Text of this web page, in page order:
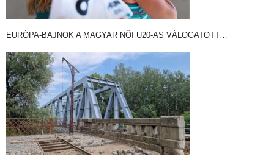
EURÓPA-BAJNOK A MAGYAR NŐI U20-AS VÁLOGATOTT…